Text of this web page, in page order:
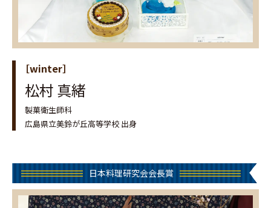
［winter］
松村 真緒
製菓衛生師科
広島県立美鈴が丘高等学校 出身
日本料理研究会会長賞